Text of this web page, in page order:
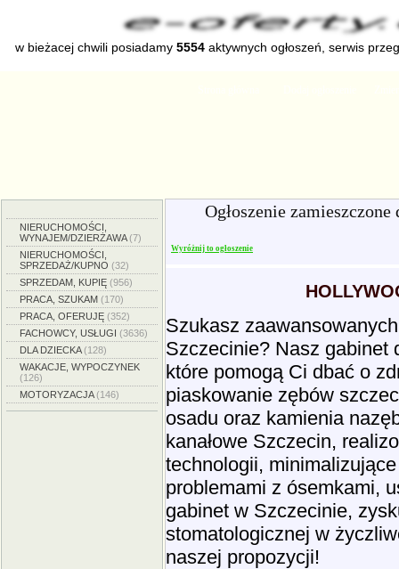
w bieżacej chwili posiadamy5554 aktywnych ogłoszeń, serwis
NIERUCHOMOŚCI,
WYNAJEM/DZIERŻAWA(7)
NIERUCHOMOŚCI,
SPRZEDAŻ/KUPNO (32)
SPRZEDAM, KUPIĘ (956)
PRACA, SZUKAM (170)
PRACA, OFERUJĘ (352)
FACHOWCY, USŁUGI (3636)
DLA DZIECKA(128)
WAKACJE, WYPOCZYNEK
(126)
MOTORYZACJA(146)
Ogłoszenie
Wyróżnij to ogłoszenie
Szukasz
Szczecinie? Nasz gabinet
które pomogą Ci dbać o
piaskowanie zębów
osadu oraz kamienia
kanałowe Szczecin,
technologii,
problemami z ósemkami,
gabinet w Szczecinie,
stomatologicznej w
naszej propozycji!